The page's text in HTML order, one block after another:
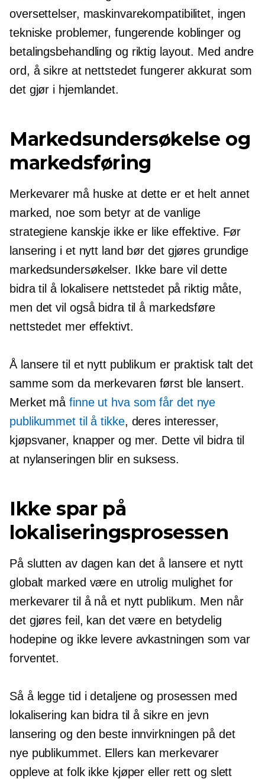
oversettelser, maskinvarekompatibilitet, ingen
tekniske problemer, fungerende koblinger og
betalingsbehandling og riktig layout. Med andre
ord, å sikre at nettstedet fungerer akkurat som
det gjør i hjemlandet.
Markedsundersøkelse og
markedsføring
Merkevarer må huske at dette er et helt annet
marked, noe som betyr at de vanlige
strategiene kanskje ikke er like effektive. Før
lansering i et nytt land bør det gjøres grundige
markedsundersøkelser. Ikke bare vil dette
bidra til å lokalisere nettstedet på riktig måte,
men det vil også bidra til å markedsføre
nettstedet mer effektivt.
Å lansere til et nytt publikum er praktisk talt det
samme som da merkevaren først ble lansert.
Merket måfinne ut hva som får det nye
publikummet til å tikke, deres interesser,
kjøpsvaner, knapper og mer. Dette vil bidra til
at nylanseringen blir en suksess.
Ikke spar på
lokaliseringsprosessen
På slutten av dagen kan det å lansere et nytt
globalt marked være en utrolig mulighet for
merkevarer til å nå et nytt publikum. Men når
det gjøres feil, kan det være en betydelig
hodepine og ikke levere avkastningen som var
forventet.
Så å legge tid i detaljene og prosessen med
lokalisering kan bidra til å sikre en jevn
lansering og den beste innvirkningen på det
nye publikummet. Ellers kan merkevarer
oppleve at folk ikke kjøper eller rett og slett